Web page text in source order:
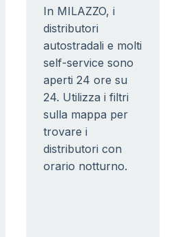
In MILAZZO, i
distributori
autostradali e molti
self-service sono
aperti 24 ore su
24. Utilizza i filtri
sulla mappa per
trovare i
distributori con
orario notturno.